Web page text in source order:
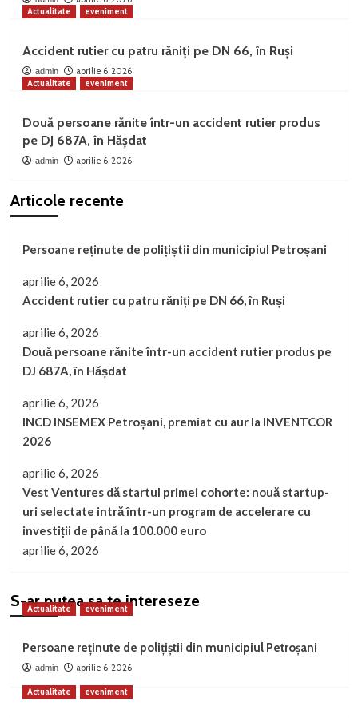
Actualitate
eveniment
Accident rutier cu patru răniți pe DN 66, în Ruși
admin
aprilie 6, 2026
Actualitate
eveniment
Două persoane rănite într-un accident rutier produs
pe DJ 687A, în Hășdat
admin aprilie 6, 2026
Articole recente
Persoane reținute de polițiștii din municipiul Petroșani
aprilie 6, 2026
Accident rutier cu patru răniți pe DN 66, în Ruși
aprilie 6, 2026
Două persoane rănite într-un accident rutier produs pe
DJ 687A, în Hășdat
aprilie 6, 2026
INCD INSEMEX Petroșani, premiat cu aur la INVENTCOR
2026
aprilie 6, 2026
Vest Ventures dă startul primei cohorte: nouă startup-
uri selectate intră într-un program de accelerare cu
investiții de până la 100.000 euro
aprilie 6, 2026
S-ar putea sa te intereseze
Actualitate eveniment
Persoane reținute de polițiștii din municipiul Petroșani
admin aprilie 6, 2026
Actualitate eveniment